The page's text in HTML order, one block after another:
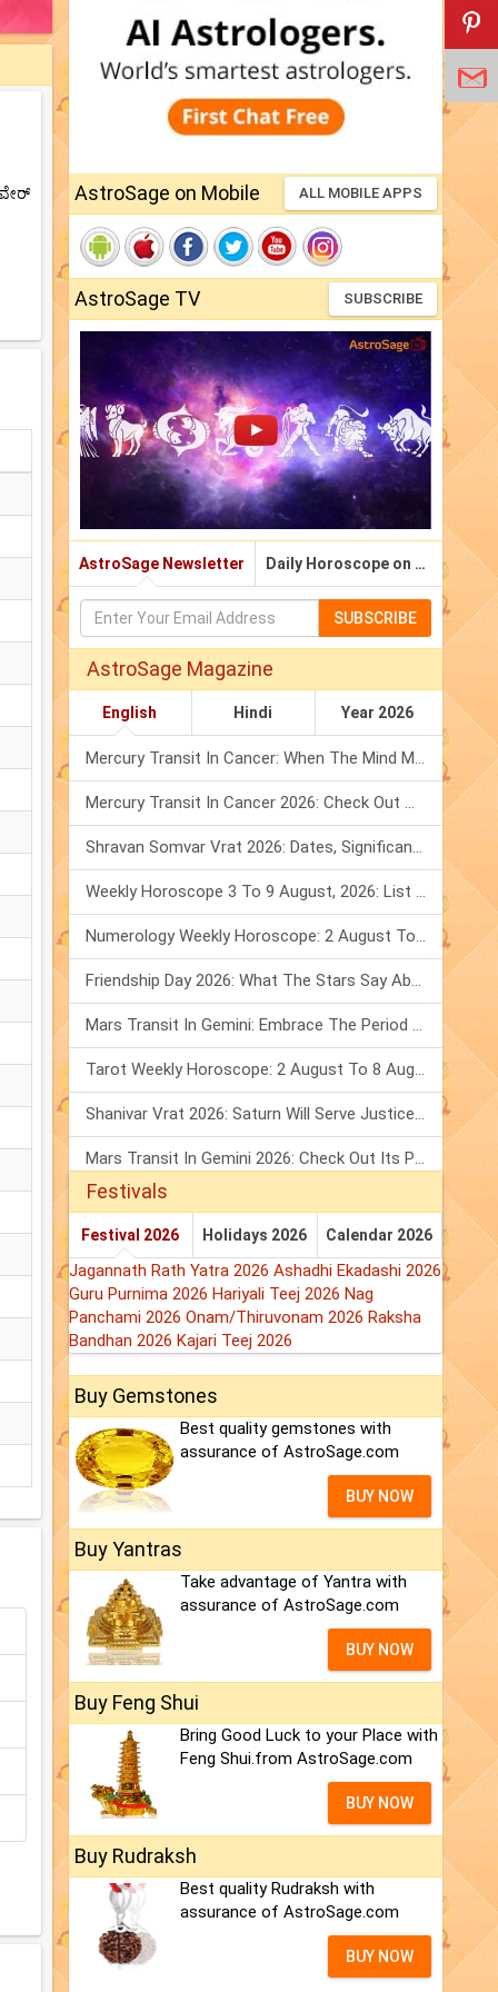
AstroSage on Mobile ALL MOBILE APPS
AstroSage TV SUBSCRIBE
AstroSage Newsletter Daily Horoscope on Email
SUBSCRIBE
AstroSage Magazine
English Hindi Year 2026
Mercury Transit In Cancer: When The Mind Meets The Heart!
Mercury Transit In Cancer 2026: Check Out What It Brings For You
Shravan Somvar Vrat 2026: Dates, Significance & Rituals In August
Weekly Horoscope 3 To 9 August, 2026: List Of Fasts & Festivals
Numerology Weekly Horoscope: 2 August To 8 August, 2026
Friendship Day 2026: What The Stars Say About Your Best Friend!
Mars Transit In Gemini: Embrace The Period Full Of Energy & Intelligence
Tarot Weekly Horoscope: 2 August To 8 August, 2026
Shanivar Vrat 2026: Saturn Will Serve Justice In Sawan Month!
Mars Transit In Gemini 2026: Check Out Its Positive & Negative Impact
Festivals
Festival 2026 Holidays 2026 Calendar 2026
Jagannath Rath Yatra 2026 Ashadhi Ekadashi 2026
Guru Purnima 2026 Hariyali Teej 2026 Nag
Panchami 2026 Onam/Thiruvonam 2026 Raksha
Bandhan 2026 Kajari Teej 2026
Buy Gemstones
Best quality gemstones with
assurance of AstroSage.com
BUY NOW
Buy Yantras
Take advantage of Yantra with
assurance of AstroSage.com
BUY NOW
Buy Feng Shui
Bring Good Luck to your Place with
Feng Shui.from AstroSage.com
BUY NOW
Buy Rudraksh
Best quality Rudraksh with
assurance of AstroSage.com
BUY NOW